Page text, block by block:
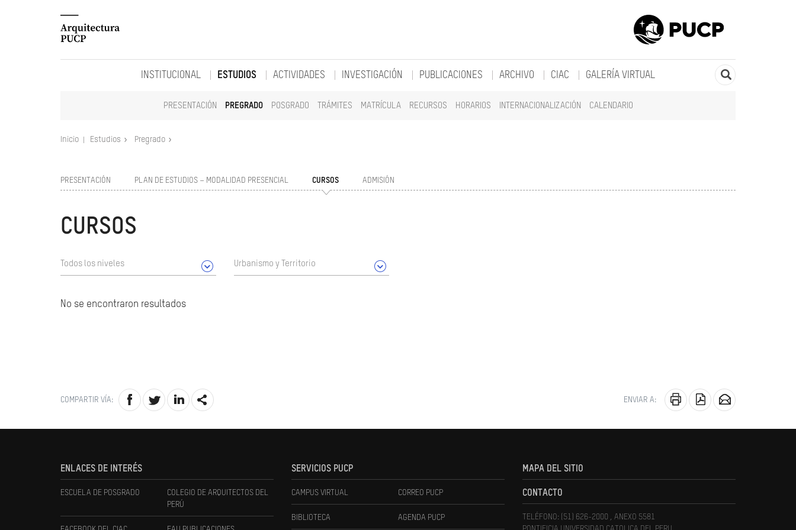
INSTITUCIONAL ESTUDIOS
PRESENTACIÓN PREGRADO POSGRADO TRÁMITES MATRÍCULA RECURSOS HORARIOS INTERNACIONALIZACIÓN CALENDARIO
ACTIVIDADES INVESTIGACIÓN PUBLICACIONES ARCHIVO CIAC GALERÍA VIRTUAL
Inicio Estudios Pregrado
PRESENTACIÓN PLAN DE ESTUDIOS – MODALIDAD PRESENCIAL CURSOS ADMISIÓN
CURSOS
Todos los niveles Urbanismo y Territorio
No se encontraron resultados
COMPARTIR VÍA: ENVIAR A:
ENLACES DE INTERÉS
ESCUELA DE POSGRADO
COLEGIO DE ARQUITECTOS DEL
PERÚ
SERVICIOS PUCP
CAMPUS VIRTUAL CORREO PUCP
BIBLIOTECA AGENDA PUCP
MAPA DEL SITIO
CONTACTO
TELÉFONO: (51) 626-2000 , ANEXO 5581